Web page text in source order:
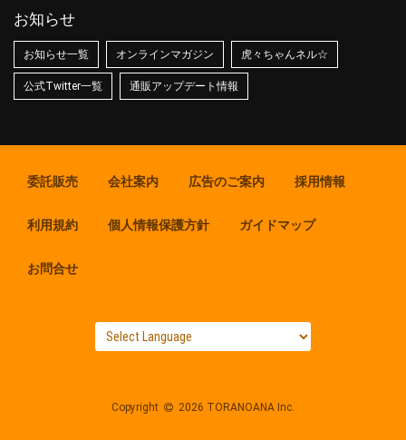
お知らせ
お知らせ一覧 オンラインマガジン 虎々ちゃんネル☆
公式Twitter一覧 通販アップデート情報
委託販売 会社案内 広告のご案内 採用情報
利用規約 個人情報保護方針 ガイドマップ
お問合せ
Copyright 2026 TORANOANA Inc.